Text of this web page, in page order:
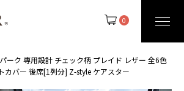
0
ーク 専用設計 チェック柄 プレイド レザー 全6色
カバー 後席[1列分] Z-style ケアスター